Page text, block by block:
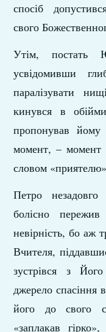
спосіб
свого
Утім,
усвідомивши
паралізувати
кинувся в
пропонував йому
момент, – момент
словом
Петро
болісно
невірність, бо аж
Вчителя,
зустрівся з
джерело
його до свого
«заплакав